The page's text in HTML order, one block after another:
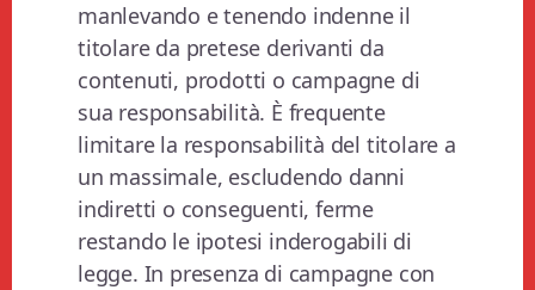
manlevando e tenendo indenne il
titolare da pretese derivanti da
contenuti, prodotti o campagne di
sua responsabilità. È frequente
limitare la responsabilità del titolare a
un massimale, escludendo danni
indiretti o conseguenti, ferme
restando le ipotesi inderogabili di
legge. In presenza di campagne con